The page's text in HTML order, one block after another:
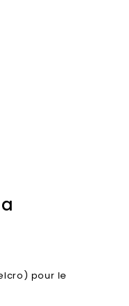
pour le